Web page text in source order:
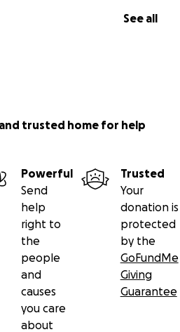
See all
trusted home for help
Powerful
Send
help
right to
the
people
and
causes
you care
about
Trusted
Your
donation is
protected
by the
GoFundMe
Giving
Guarantee